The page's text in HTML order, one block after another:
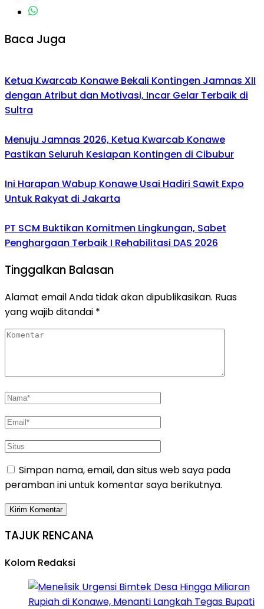
Baca Juga
Ketua Kwarcab Konawe Bekali Kontingen Jamnas XII
dengan Atribut dan Motivasi, Incar Gelar Terbaik di
Sultra
Menuju Jamnas 2026, Ketua Kwarcab Konawe
Pastikan Seluruh Kesiapan Kontingen di Cibubur
Ini Harapan Wabup Konawe Usai Hadiri Sawit Expo
Untuk Rakyat di Jakarta
PT SCM Buktikan Komitmen Lingkungan, Sabet
Penghargaan Terbaik I Rehabilitasi DAS 2026
Tinggalkan Balasan
Alamat email Anda tidak akan dipublikasikan. Ruas
yang wajib ditandai *
Simpan nama, email, dan situs web saya pada
peramban ini untuk komentar saya berikutnya.
TAJUK RENCANA
Kolom Redaksi